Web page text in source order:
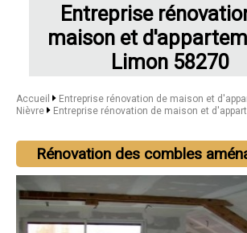
Entreprise
maison et
Limon 58270
Accueil
Entreprise rénovation de maison et
Nièvre
Entreprise rénovation de maison et
Rénovation des combles